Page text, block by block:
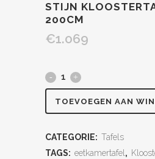
STIJN
200CM
€1.069
TOEVOEGEN AAN
CATEGORIE: Tafels
TAGS: eetkamertafel,